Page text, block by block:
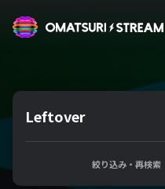
Leftover
絞り込み・再検索